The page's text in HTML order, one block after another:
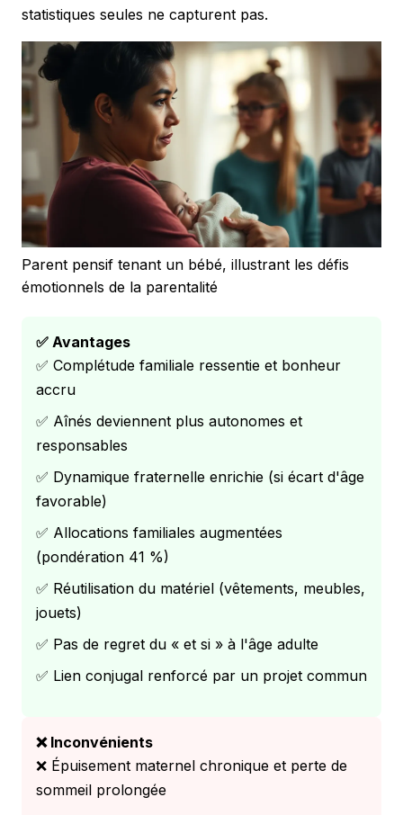
statistiques seules ne capturent pas.
Parent pensif tenant un bébé, illustrant les défis
émotionnels de la parentalité
✅ Avantages
✅ Complétude familiale ressentie et bonheur
accru
✅ Aînés deviennent plus autonomes et
responsables
✅ Dynamique fraternelle enrichie (si écart d'âge
favorable)
✅ Allocations familiales augmentées
(pondération 41 %)
✅ Réutilisation du matériel (vêtements, meubles,
jouets)
✅ Pas de regret du « et si » à l'âge adulte
✅ Lien conjugal renforcé par un projet commun
❌ Inconvénients
❌ Épuisement maternel chronique et perte de
sommeil prolongée